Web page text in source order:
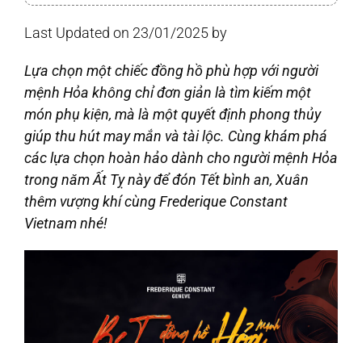
Last Updated on 23/01/2025 by
Lựa chọn một chiếc đồng hồ phù hợp với người
mệnh Hỏa không chỉ đơn giản là tìm kiếm một
món phụ kiện, mà là một quyết định phong thủy
giúp thu hút may mắn và tài lộc. Cùng khám phá
các lựa chọn hoàn hảo dành cho người mệnh Hỏa
trong năm Ất Tỵ này để đón Tết bình an, Xuân
thêm vượng khí cùng Frederique Constant
Vietnam nhé!